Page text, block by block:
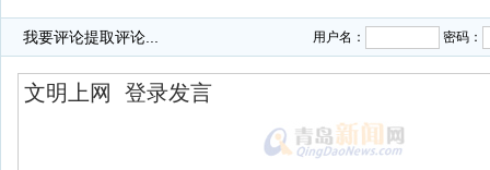
我要评论提取评论... 用户名： 密码：